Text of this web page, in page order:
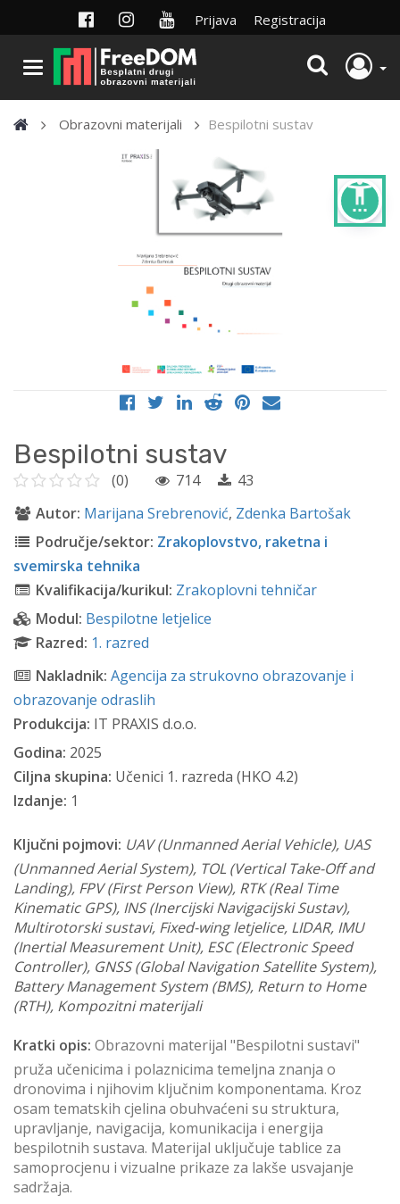
settings_accessibility
Prijava Registracija
Obrazovni materijali Bespilotni sustav
Bespilotni sustav
(0) 714
43
Autor: Marijana Srebrenović, Zdenka Bartošak
Područje/sektor: Zrakoplovstvo, raketna i
svemirska tehnika
Kvalifikacija/kurikul: Zrakoplovni tehničar
Modul: Bespilotne letjelice
Razred: 1. razred
Nakladnik: Agencija za strukovno obrazovanje i
obrazovanje odraslih
Produkcija: IT PRAXIS d.o.o.
Godina: 2025
Ciljna skupina: Učenici 1. razreda (HKO 4.2)
Izdanje: 1
Ključni pojmovi: UAV (Unmanned Aerial Vehicle), UAS
(Unmanned Aerial System), TOL (Vertical Take-Off and
Landing), FPV (First Person View), RTK (Real Time
Kinematic GPS), INS (Inercijski Navigacijski Sustav),
Multirotorski sustavi, Fixed-wing letjelice, LIDAR, IMU
(Inertial Measurement Unit), ESC (Electronic Speed
Controller), GNSS (Global Navigation Satellite System),
Battery Management System (BMS), Return to Home
(RTH), Kompozitni materijali
Kratki opis: Obrazovni materijal "Bespilotni sustavi"
pruža učenicima i polaznicima temeljna znanja o
dronovima i njihovim ključnim komponentama. Kroz
osam tematskih cjelina obuhvaćeni su struktura,
upravljanje, navigacija, komunikacija i energija
bespilotnih sustava. Materijal uključuje tablice za
samoprocjenu i vizualne prikaze za lakše usvajanje
sadržaja.